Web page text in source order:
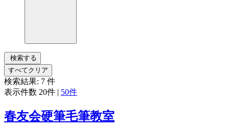
検索する
すべてクリア
検索結果: 7 件
表示件数 20件 | 50件
春友会硬筆毛筆教室